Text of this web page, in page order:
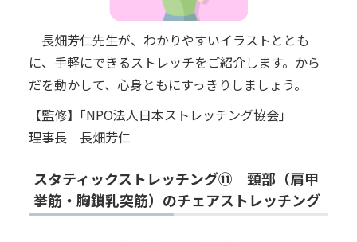
長畑芳仁先生が、わかりやすいイラストととも
に、手軽にできるストレッチをご紹介します。から
だを動かして、心身ともにすっきりしましょう。
【監修】｢NPO法人日本ストレッチング協会｣
理事長 長畑芳仁
スタティックストレッチング⑪ 頸部（肩甲
挙筋・胸鎖乳突筋）のチェアストレッチング